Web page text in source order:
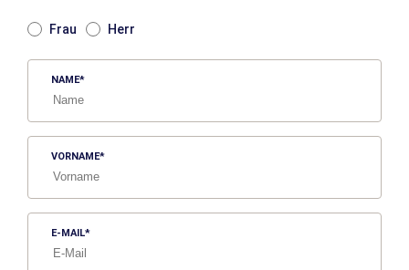
Frau Herr
NAME
VORNAME
E-MAIL